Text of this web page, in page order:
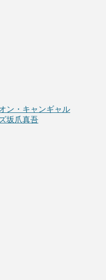
ン・キャンギャル
坂爪真吾